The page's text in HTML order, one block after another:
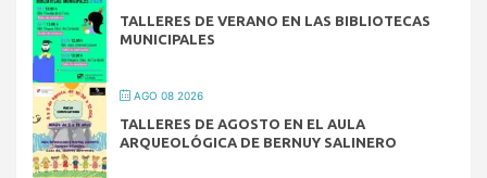
TALLERES DE VERANO EN LAS BIBLIOTECAS
MUNICIPALES
AGO 08 2026
TALLERES DE AGOSTO EN EL AULA
ARQUEOLÓGICA DE BERNUY SALINERO